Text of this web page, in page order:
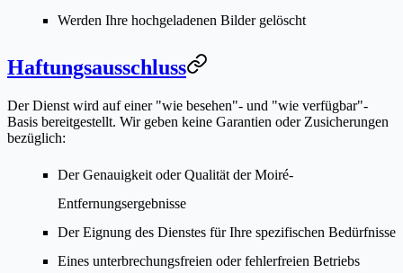
Werden Ihre hochgeladenen Bilder gelöscht
Haftungsausschluss
Der Dienst wird auf einer "wie besehen"- und "wie verfügbar"-
Basis bereitgestellt. Wir geben keine Garantien oder Zusicherungen
bezüglich:
Der Genauigkeit oder Qualität der Moiré-
Entfernungsergebnisse
Der Eignung des Dienstes für Ihre spezifischen Bedürfnisse
Eines unterbrechungsfreien oder fehlerfreien Betriebs